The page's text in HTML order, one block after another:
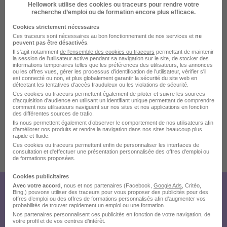
pharmacie, de la santé mentale, du libéral, de la petite
enfance, de l'handicap et du social. Dans nos 95
agences en France et Outre-mer, nos collaborateurs
développent avec les professionnels de santé une
relation de confiance et de proximité pour accompagner
au mieux leur carrière et leur formation.
Nous proposons des contrats en CDI, CDD, intérim,
vacation, libéral, CDI intérimaire et CDI apprenant.
Publiée le 22/07/2026 - Réf : 2040515101
Créez votre compte
Hellowork et postulez
Hellowork utilise des cookies ou traceurs pour rendre votre
recherche d’emploi ou de formation encore plus efficace.
Cookies strictement nécessaires
Ces traceurs sont nécessaires au bon fonctionnement de nos services et ne
peuvent pas être désactivés
Il s'agit notamment de l'ensemble des cookies ou traceurs permettant de maintenir
la session de l'utilisateur active pendant sa navigation sur le site, de stocker des
informations temporaires telles que les préférences des utilisateurs, les annonces
ou les offres vues, gérer les processus d'identification de l'utilisateur, vérifier s'il
est connecté ou non, et plus globalement garantir la sécurité du site web en
détectant les tentatives d'accès frauduleux ou les violations de sécurité.
Ces cookies ou traceurs permettent également de piloter et suivre les sources
d'acquisition d'audience en utilisant un identifiant unique permettant de comprendre
comment nos utilisateurs naviguent sur nos sites et nos applications en fonction
des différentes sources de trafic.
Ils nous permettent également d’observer le comportement de nos utilisateurs afin
d'améliorer nos produits et rendre la navigation dans nos sites beaucoup plus
rapide et fluide.
Ces cookies ou traceurs permettent enfin de personnaliser les interfaces de
consultation et d'effectuer une présentation personnalisée des offres d'emploi ou
de formations proposées.
Cookies publicitaires
Avec votre accord , nous et nos partenaires (Facebook, Google Ads , Critéo,
Bing,) pouvons utiliser des traceurs pour vous proposer des publicités pour des
offres d’emploi ou des offres de formations personnalisés afin d’augmenter vos
probabilités de trouver rapidement un emploi ou une formation.
Nos partenaires personnalisent ces publicités en fonction de votre navigation, de
votre profil et de vos centres d’intérêt.